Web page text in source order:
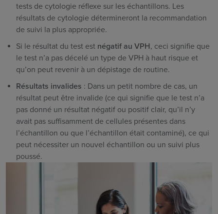
tests de cytologie réflexe sur les échantillons. Les
résultats de cytologie détermineront la recommandation
de suivi la plus appropriée.
Si le résultat du test est négatif au VPH, ceci signifie que
le test n’a pas décelé un type de VPH à haut risque et
qu’on peut revenir à un dépistage de routine.
Résultats invalides : Dans un petit nombre de cas, un
résultat peut être invalide (ce qui signifie que le test n’a
pas donné un résultat négatif ou positif clair, qu’il n’y
avait pas suffisamment de cellules présentes dans
l’échantillon ou que l’échantillon était contaminé), ce qui
peut nécessiter un nouvel échantillon ou un suivi plus
poussé.